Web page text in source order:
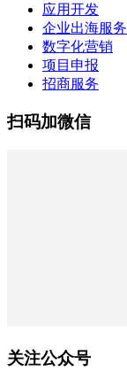
应用开发
企业出海服务
数字化营销
项目申报
招商服务
扫码加微信
关注公众号